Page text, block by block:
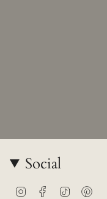
Social
InstagramFacebook
TikTok